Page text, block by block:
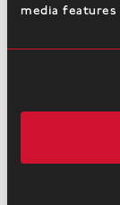
media
mooi weer, plaats
Pioneers. Ga op
het verhaal van
de Kop van Zuid